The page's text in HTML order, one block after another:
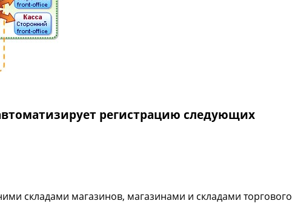
регистрацию следующих
складами магазинов, магазинами и складами торгового